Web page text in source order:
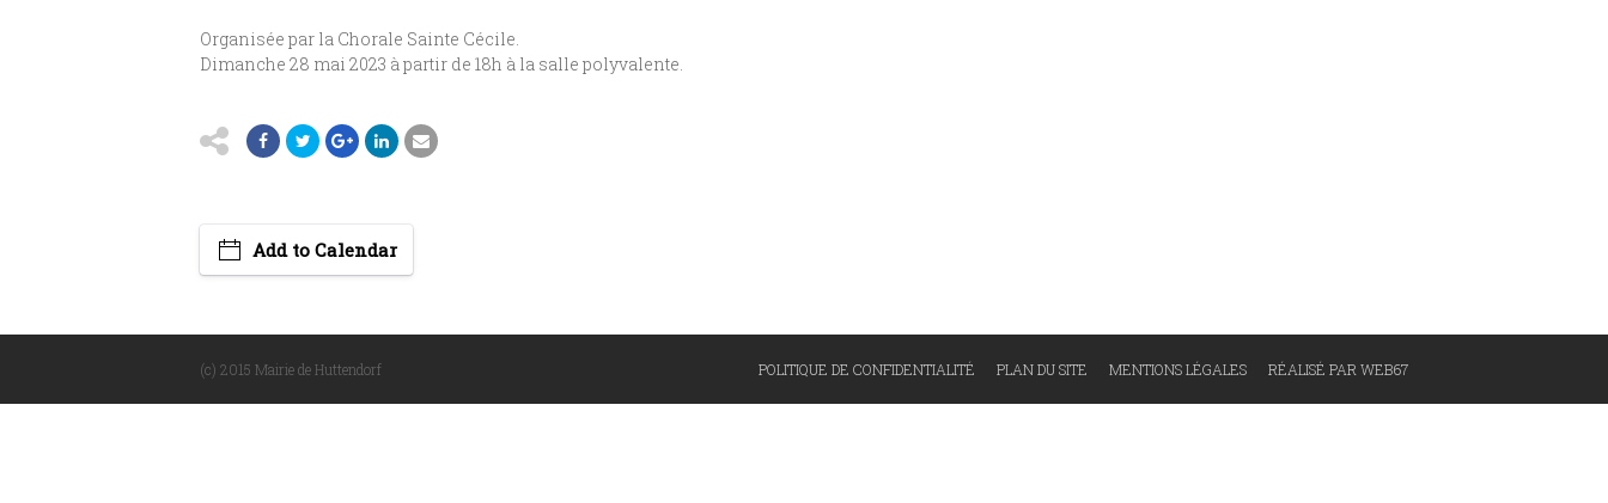
Organisée par la Chorale Sainte Cécile.
Dimanche 28 mai 2023 à partir de 18h à la salle polyvalente.
Add to Calendar
(c) 2015 Mairie de Huttendorf POLITIQUE DE CONFIDENTIALITÉ PLAN DU SITE MENTIONS LÉGALES RÉALISÉ PAR WEB67